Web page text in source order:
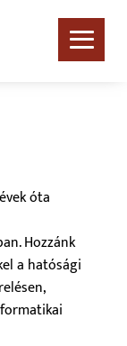
óta
Hozzánk
a hatósági